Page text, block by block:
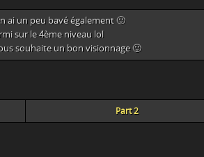
ai un peu bavé également 🙂
sur le 4ème niveau lol
souhaite un bon visionnage 🙂
Part 2